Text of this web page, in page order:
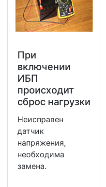
При
включении
ИБП
происходит
сброс нагрузки
Неисправен
датчик
напряжения,
необходима
замена.